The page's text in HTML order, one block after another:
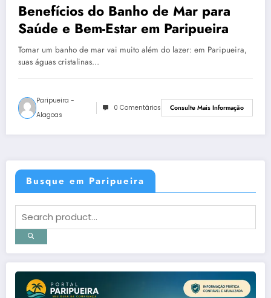
Benefícios do Banho de Mar para
Saúde e Bem-Estar em Paripueira
Tomar um banho de mar vai muito além do lazer: em Paripueira,
suas águas cristalinas…
Paripueira -
Alagoas
0 Comentários Consulte Mais Informação
Busque em Paripueira